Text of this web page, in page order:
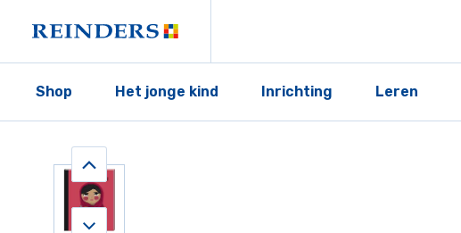
Shop Het jonge kind Inrichting Leren